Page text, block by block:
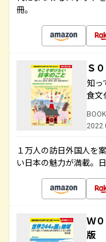
冊。
Ｓ
知っ
食文
１万人の訪日外国人を
い日本の魅力が満載。
Ｗ
版